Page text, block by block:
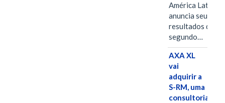
América Latina
anuncia seus
resultados do
segundo…
AXA XL
vai
adquirir a
S-RM, uma
consultoria